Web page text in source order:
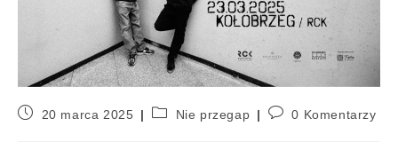
20 marca 2025 Nie przegap 0 Komentarzy